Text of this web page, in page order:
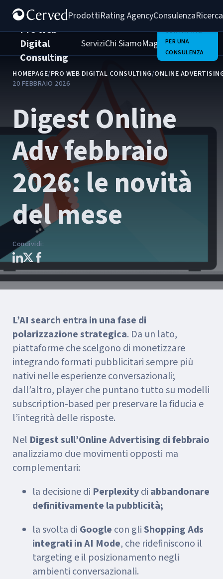
ProdottiRating AgencyConsulenza
Pro Web
Digital
Consulting
ServiziChi SiamoMagazineClienti
CONTATTACI
PER UNA
CONSULENZA
HOMEPAGE/PRO WEB DIGITAL CONSULTING/ONLINE
20 FEBBRAIO 2026
Digest Online
Adv febbraio
2026: le novità
del mese
Condividi:
L’AI search entra in una fase di
polarizzazione strategica. Da un lato,
piattaforme che scelgono di monetizzare
integrando formati pubblicitari sempre più
nativi nelle esperienze conversazionali;
dall’altro, player che puntano tutto su modelli
subscription-based per preservare la fiducia e
l’integrità delle risposte.
Nel Digest sull’Online Advertising di febbraio
analizziamo due movimenti opposti ma
complementari:
la decisione di Perplexitydi abbandonare
definitivamente la pubblicità;
la svolta di Google con gliShopping Ads
integrati in AI Mode, che ridefiniscono il
targeting e il posizionamento negli
ambienti conversazionali.